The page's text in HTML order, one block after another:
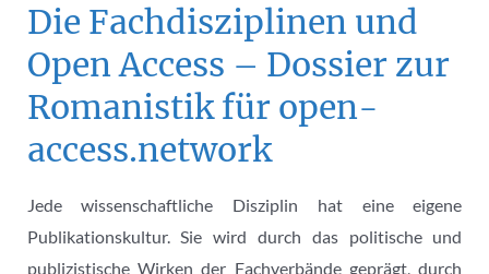
Die Fachdisziplinen und
Open Access – Dossier zur
Romanistik für open-
access.network
Jede wissenschaftliche Disziplin hat eine eigene
Publikationskultur. Sie wird durch das politische und
publizistische Wirken der Fachverbände geprägt, durch